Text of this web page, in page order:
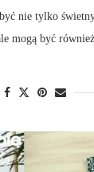
nie tylko
mogą być